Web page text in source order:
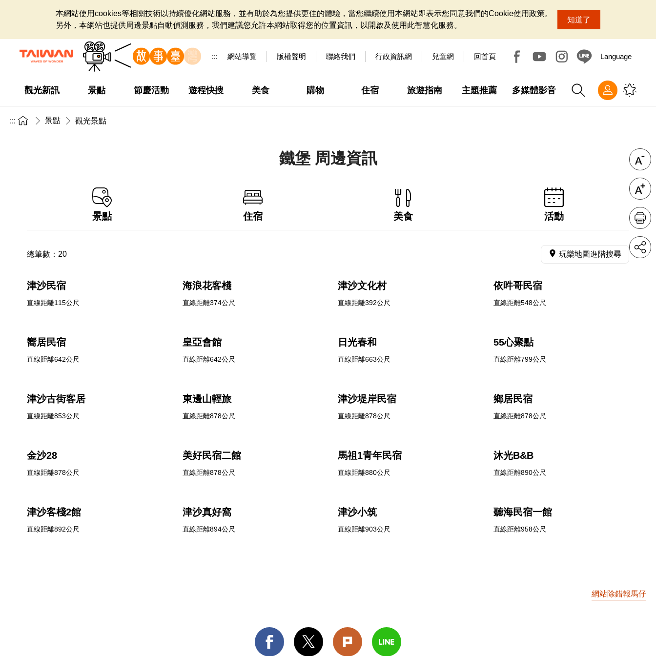
本網站使用cookies等相關技術以持續優化網站服務，並有助於為您提供更佳的體驗，當您繼續使用本網站即表示您同意我們的Cookie使用政策。
另外，本網站也提供周邊景點自動偵測服務，我們建議您允許本網站取得您的位置資訊，以開啟及使用此智慧化服務。
知道了
::: 網站導覽 版權聲明 聯絡我們 行政資訊網 兒童網 回首頁 Language
觀光新訊 景點 節慶活動 遊程快搜 美食 購物 住宿 旅遊指南 主題推薦 多媒體影音
::: 景點 觀光景點
鐵堡 周邊資訊
景點 住宿 美食 活動
總筆數： 20 玩樂地圖進階搜尋
津沙民宿
直線距離115公尺
海浪花客棧
直線距離374公尺
津沙文化村
直線距離392公尺
依吽哥民宿
直線距離548公尺
嚮居民宿
直線距離642公尺
皇亞會館
直線距離642公尺
日光春和
直線距離663公尺
55心聚點
直線距離799公尺
津沙古街客居
直線距離853公尺
東邊山輕旅
直線距離878公尺
津沙堤岸民宿
直線距離878公尺
鄉居民宿
直線距離878公尺
金沙28
直線距離878公尺
美好民宿二館
直線距離878公尺
馬祖1青年民宿
直線距離880公尺
沐光B&B
直線距離890公尺
津沙客棧2館
直線距離892公尺
津沙真好窩
直線距離894公尺
津沙小筑
直線距離903公尺
聽海民宿一館
直線距離958公尺
網站除錯報馬仔